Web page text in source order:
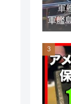
軍艦